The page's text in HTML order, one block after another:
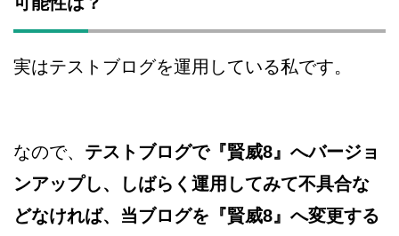
実はテストブログを運用している私です。
なので、 テストブログで『賢威8』へバージョ
ンアップし、しばらく運用してみて不具合な
どなければ、当ブログを『賢威8』へ変更する